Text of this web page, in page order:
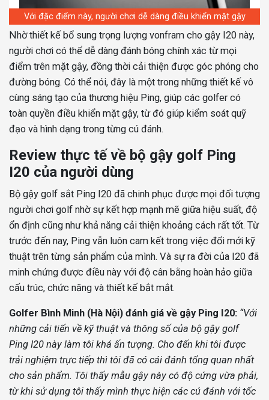
Với đặc điểm này, người chơi dễ dàng điều khiển mặt gậy
Nhờ thiết kế bổ sung trọng lượng vonfram cho gậy I20 này,
người chơi có thể dễ dàng đánh bóng chính xác từ mọi
điểm trên mặt gậy, đồng thời cải thiện được góc phóng cho
đường bóng. Có thể nói, đây là một trong những thiết kế vô
cùng sáng tạo của thương hiệu Ping, giúp các golfer có
toàn quyền điều khiển mặt gậy, từ đó giúp kiểm soát quỹ
đạo và hình dạng trong từng cú đánh.
Review thực tế về bộ gậy golf Ping
I20 của người dùng
Bộ gậy golf sắt Ping I20 đã chinh phục được mọi đối tượng
người chơi golf nhờ sự kết hợp mạnh mẽ giữa hiệu suất, độ
ổn định cũng như khả năng cải thiện khoảng cách rất tốt. Từ
trước đến nay, Ping vẫn luôn cam kết trong việc đổi mới kỹ
thuật trên từng sản phẩm của mình. Và sự ra đời của I20 đã
minh chứng được điều này với độ cân bằng hoàn hảo giữa
cấu trúc, chức năng và thiết kế bắt mắt.
Golfer Bình Minh (Hà Nội) đánh giá về gậy Ping I20: “Với
những cải tiến về kỹ thuật và thông số của bộ gậy golf
Ping I20 này làm tôi khá ấn tượng. Cho đến khi tôi được
trải nghiệm trực tiếp thì tôi đã có cái đánh tổng quan nhất
cho sản phẩm. Tôi thấy mẫu gậy này có độ cứng vừa phải,
từ khi sử dụng tôi thấy mình thực hiện các cú đánh với tốc